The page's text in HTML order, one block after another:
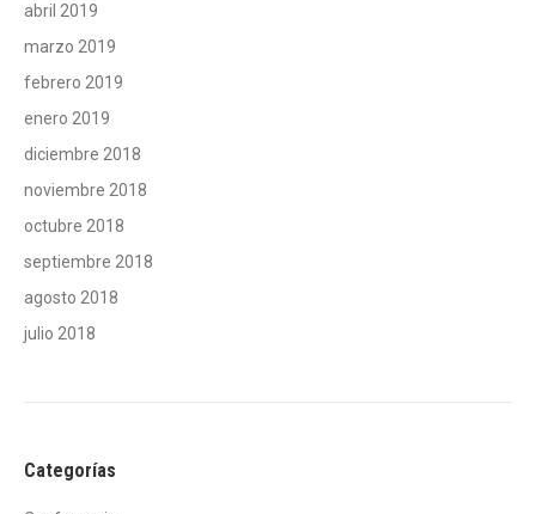
abril 2019
marzo 2019
febrero 2019
enero 2019
diciembre 2018
noviembre 2018
octubre 2018
septiembre 2018
agosto 2018
julio 2018
Categorías